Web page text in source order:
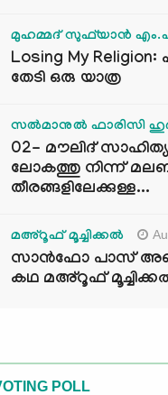
മുഹമ്മദ് സുഫ്‌യാൻ
Losing My
തേടി ഒരു യാത്ര
സൽമാനുൽ ഫാരിസി
02- മൗലിദ്
ലോകത്തു നിന്ന്
തീരങ്ങളിലേക്കുള്ള...
മഅ്റൂഫ് മൂച്ചിക്കല്‍
സാൻഫോ പാസ്
കഥ മഅ്റൂഫ്
POLL